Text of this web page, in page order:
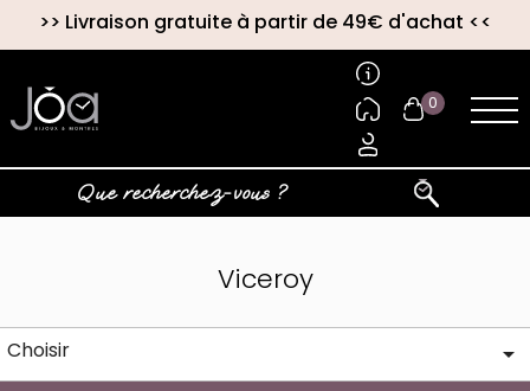
>> Livraison gratuite à partir de 49€ d'achat <<
0
Viceroy
Choisir 